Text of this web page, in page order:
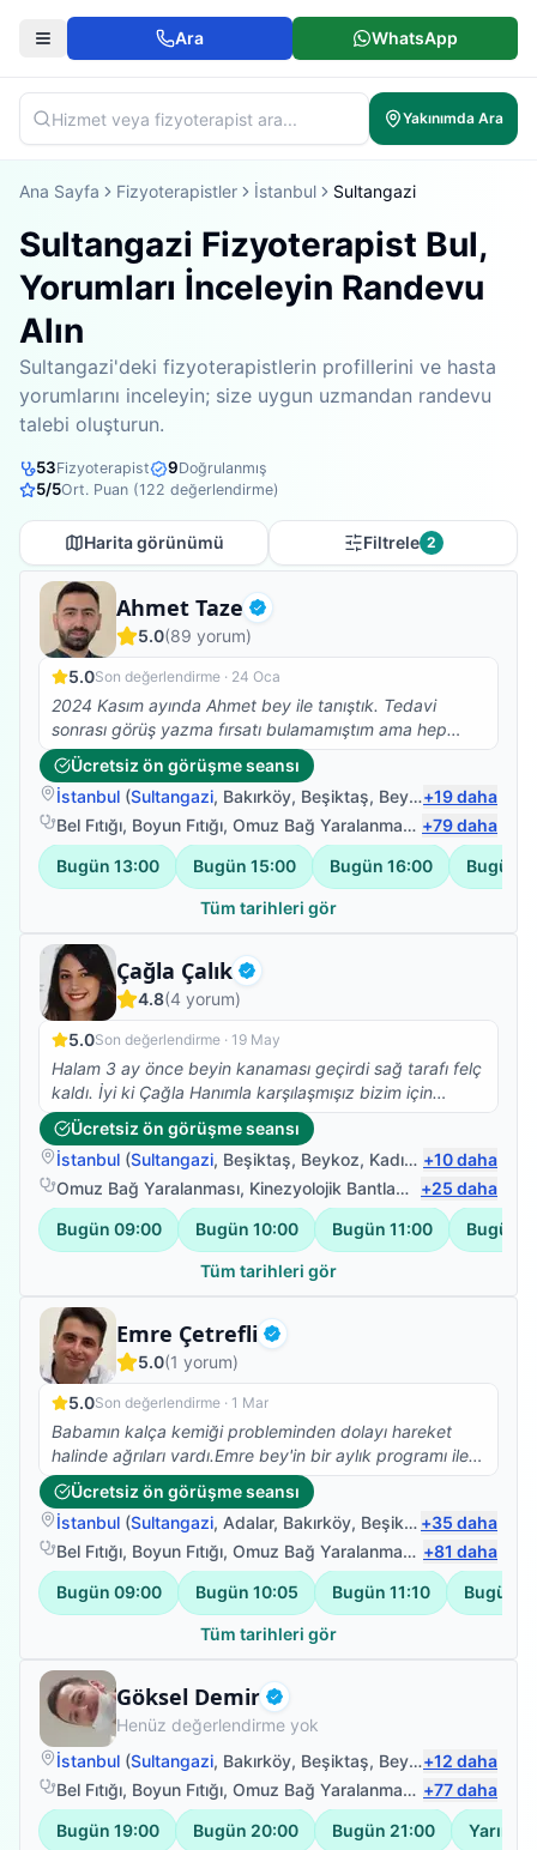
Ara WhatsApp
Yakınımda Ara
Ana Sayfa Fizyoterapistler İstanbul Sultangazi
Sultangazi Fizyoterapist Bul,
Yorumları İnceleyin Randevu
Alın
Sultangazi'deki fizyoterapistlerin profillerini ve hasta
yorumlarını inceleyin; size uygun uzmandan randevu
talebi oluşturun.
53Fizyoterapist 9Doğrulanmış
5/5Ort. Puan (122 değerlendirme)
Harita görünümü Filtrele 2
Ahmet Taze Doğrulanmış
Fizyoterapist
5.0(89 yorum)
5.0Son değerlendirme · 24 Oca
2024 Kasım ayında Ahmet bey ile tanıştık. Tedavi
sonrası görüş yazma fırsatı bulamamıştım ama hep
aklımdaydı. Gecikme için özür dilerim :))) 83 yaşında
orta seviyede alzheimer hastalığı olan kayınvalidemin
kolları bir tabağı dahi kaldıramayacak kadar güçsüz
durumdaydı ve özellikle sağ omzunda yoğun ağrıları
vardı. Kollarını hiçbir şekilde yukarı kaldıramıyordu.
Daha önce gittiğimiz doktorlar kaslarında yırtıklar
olduğunu söylemişti. Farklı sıkıntılar da olduğu ve yaşı
sebebiyle ameliyat olmasının uygun olmadığını, kollarını
zorlamamasını ve hatta yukarı kaldırmaması gerektiğini
söylemişlerdi. Ahmet bey ile yaklaşık 1-1,5 aylık çalışma
sonunda kollarını en üst seviyeye kadar kaldırabilir,
yemeğini rahatça yiyebilir, kendi kendine banyo
yapabilir hale geldi. Ahmet bey, kayınvadelimin
alzheimer hastası olması sebebiyle her hareketi ilk kez
yapıyormuş gibi her seferinde sabırla, anlayışla ve güler
yüzüyle seansları tamamladı. Her seansta kollarına
tedavi uygularken bir yandan da hoş sohbetiyle
kayınvalidemin ruhuna da iyi geldi. Tedavi bittiğinden
beri kayınvalidemin Ahmet beyi anmadığı, kendisine
dua etmediği 1 günü geçmiyor. Ahmet bey, hem
mesleki hem kişilik olarak herkese tavsiye ettiğim nadir
kişilerden biri. Çok teşekkür ederiz, yolunuz açık olsun.
Ücretsiz ön görüşme seansı
İstanbul (Sultangazi, Bakırköy, Beşiktaş, Beyoğlu )
+19daha
Bel Fıtığı, Boyun Fıtığı, Omuz Bağ Yaralanması ,Protez
+79daha
Bugün 13:00 Bugün 15:00 Bugün 16:00 Bugün
Tüm tarihleri gör
Çağla Çalık Doğrulanmış
Fizyoterapist
4.8(4 yorum)
5.0Son değerlendirme · 19 May
Halam 3 ay önce beyin kanaması geçirdi sağ tarafı felç
kaldı. İyi ki Çağla Hanımla karşılaşmışız bizim için
büyük bir şanstı evde fizik tedavi hizmeti aldık ve
halam şuanda desteksiz şekilde yürüyor ve elini
kullanmaya başladı hala tedavimiz devam ediyor.
Detaylı ve özverili çalışmasından dolayı kendisine çok
teşekkür ederim. Bizim için her zaman umut oldu.
Ücretsiz ön görüşme seansı
İstanbul (Sultangazi, Beşiktaş, Beykoz, Kadıköy )
+10daha
Omuz Bağ Yaralanması, Kinezyolojik Bantlama ,Felç (İnme)
+25 daha
Bugün 09:00 Bugün 10:00 Bugün 11:00 Bugün
Tüm tarihleri gör
Emre Çetrefli Doğrulanmış
Fizyoterapist
5.0(1 yorum)
5.0Son değerlendirme · 1 Mar
Babamın kalça kemiği probleminden dolayı hareket
halinde ağrıları vardı.Emre bey'in bir aylık programı ile
ağrılarda önemli ölçüde azalma ve bacak
hareketlerinde de açı anlamında farklılıklar
oldu.Hastaya yaklaşımı açısından da genç yaşına
rağmen çok güzel.Teşekkürler.
Ücretsiz ön görüşme seansı
İstanbul (Sultangazi, Adalar, Bakırköy, Beşiktaş )
+35 daha
Bel Fıtığı, Boyun Fıtığı, Omuz Bağ Yaralanması ,Protez
+81 daha
Bugün 09:00 Bugün 10:05 Bugün 11:10 Bugün
Tüm tarihleri gör
Göksel Demir Doğrulanmış
Fizyoterapist
Henüz değerlendirme yok
İstanbul (Sultangazi, Bakırköy, Beşiktaş, Beyoğlu )
+12 daha
Bel Fıtığı, Boyun Fıtığı, Omuz Bağ Yaralanması ,Protez
+77daha
Bugün 19:00 Bugün 20:00 Bugün 21:00 Yarın